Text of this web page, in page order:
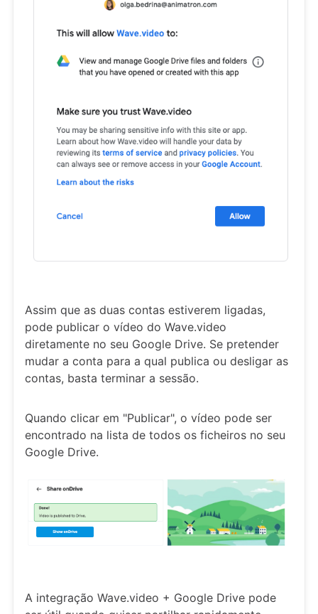
Assim que as duas contas estiverem ligadas,
pode publicar o vídeo do Wave.video
diretamente no seu Google Drive. Se pretender
mudar a conta para a qual publica ou desligar as
contas, basta terminar a sessão.
Quando clicar em "Publicar", o vídeo pode ser
encontrado na lista de todos os ficheiros no seu
Google Drive.
A integração Wave.video + Google Drive pode